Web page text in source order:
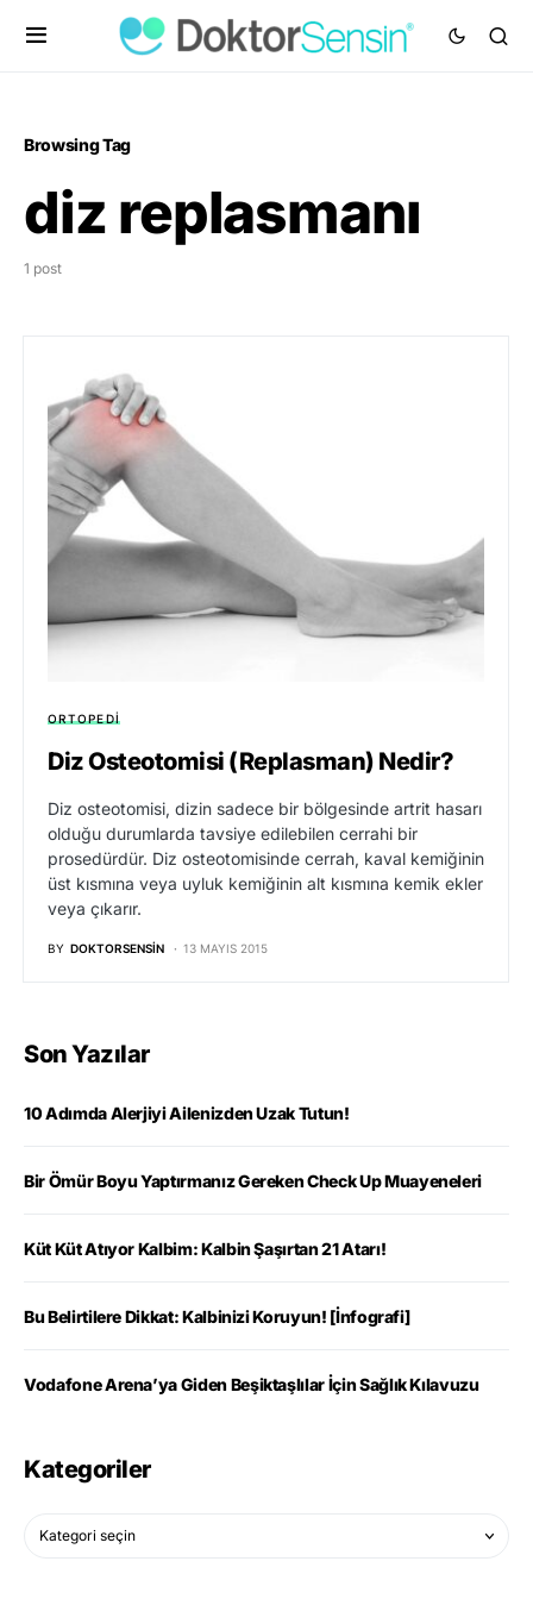
Browsing Tag
diz replasmanı
1 post
ORTOPEDI
Diz Osteotomisi (Replasman) Nedir?
Diz osteotomisi, dizin sadece bir bölgesinde artrit hasarı
olduğu durumlarda tavsiye edilebilen cerrahi bir
prosedürdür. Diz osteotomisinde cerrah, kaval kemiğinin
üst kısmına veya uyluk kemiğinin alt kısmına kemik ekler
veya çıkarır.
BY DOKTORSENSIN 13 MAYIS 2015
Son Yazılar
10 Adımda Alerjiyi Ailenizden Uzak Tutun!
Bir Ömür Boyu Yaptırmanız Gereken Check Up Muayeneleri
Küt Küt Atıyor Kalbim: Kalbin Şaşırtan 21 Atarı!
Bu Belirtilere Dikkat: Kalbinizi Koruyun! [İnfografi]
Vodafone Arena’ya Giden Beşiktaşlılar İçin Sağlık Kılavuzu
Kategoriler